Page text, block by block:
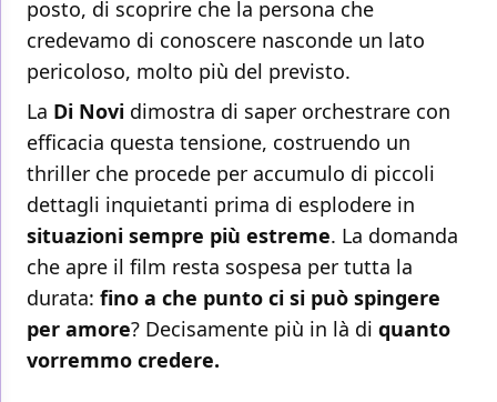
posto, di scoprire che la persona che
credevamo di conoscere nasconde un lato
pericoloso, molto più del previsto.
La Di Novi dimostra di saper orchestrare con
efficacia questa tensione, costruendo un
thriller che procede per accumulo di piccoli
dettagli inquietanti prima di esplodere in
situazioni sempre più estreme. La domanda
che apre il film resta sospesa per tutta la
durata: fino a che punto ci si può spingere
per amore? Decisamente più in là di quanto
vorremmo credere.